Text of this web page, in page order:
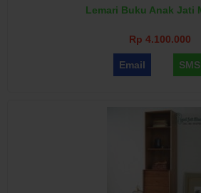
Lemari Buku Anak Jati
Rp 4.100.000
Email SMS